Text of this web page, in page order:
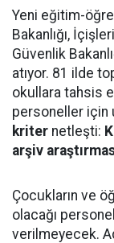
Yeni eğitim-
Bakanlığı,
Güvenlik
atıyor. 81 ilde
okullara tahsis
personeller için
kriter netleşti:
arşiv
Çocukların ve
olacağı
verilmeyecek.